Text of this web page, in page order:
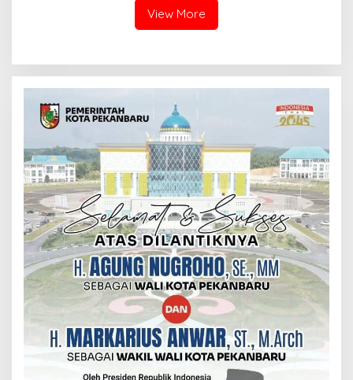
KEMARAU DAN POTENSI ELView More